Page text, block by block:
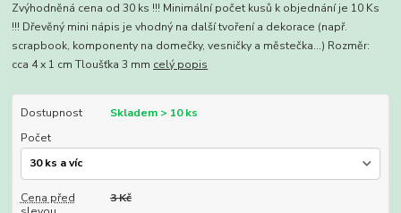
Zvýhodněná cena od 30 ks !!! Minimální počet kusů k objednání je 10 Ks
!!! Dřevěný mini nápis je vhodný na další tvoření a dekorace (např.
scrapbook, komponenty na domečky, vesničky a městečka...) Rozměr:
cca 4 x 1 cm Tloušťka 3 mm celý popis
Dostupnost
Skladem > 10 ks
Počet
Cena před
3 Kč